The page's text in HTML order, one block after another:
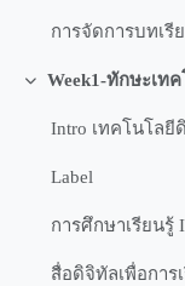
Label
การศึกษาเรียนรู้
สื่อดิจิทัลเพื่อการ